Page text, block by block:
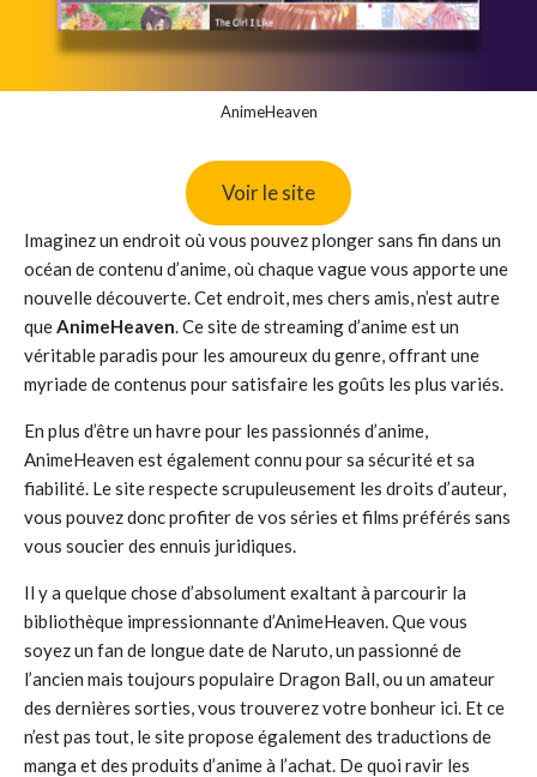
AnimeHeaven
Voir le site
Imaginez un endroit où vous pouvez plonger sans fin dans un
océan de contenu d’anime, où chaque vague vous apporte une
nouvelle découverte. Cet endroit, mes chers amis, n’est autre
queAnimeHeaven. Ce site de streaming d’anime est un
véritable paradis pour les amoureux du genre, offrant une
myriade de contenus pour satisfaire les goûts les plus variés.
En plus d’être un havre pour les passionnés d’anime,
AnimeHeaven est également connu pour sa sécurité et sa
fiabilité. Le site respecte scrupuleusement les droits d’auteur,
vous pouvez donc profiter de vos séries et films préférés sans
vous soucier des ennuis juridiques.
Il y a quelque chose d’absolument exaltant à parcourir la
bibliothèque impressionnante d’AnimeHeaven. Que vous
soyez un fan de longue date de Naruto, un passionné de
l’ancien mais toujours populaire Dragon Ball, ou un amateur
des dernières sorties, vous trouverez votre bonheur ici. Et ce
n’est pas tout, le site propose également des traductions de
manga et des produits d’anime à l’achat. De quoi ravir les